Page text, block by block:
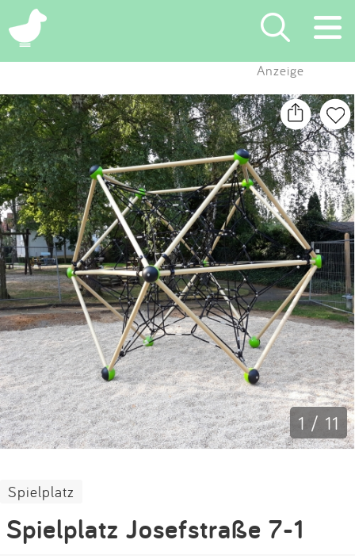
×
Suchen
Eintragen
App
Blog
Partner
Kontakt
Impressum
Anmelden
Anzeige
1 / 11
Spielplatz
Spielplatz Josefstraße 7-1